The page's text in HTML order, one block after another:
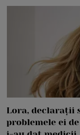
Lora, declarații
problemele ei